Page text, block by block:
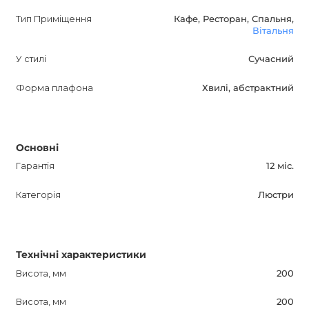
ця люстра підійде для будь-якого інтер'єру.
прикрасою вашого дому!
Тип Приміщення
Кафе, Ресторан, Спальня,
Вітальня
У стилі Сучасний
Форма плафона Хвилі, абстрактний
Основні
Гарантія 12 міс.
Категорія Люстри
Технічні характеристики
Висота, мм 200
Висота, мм 200